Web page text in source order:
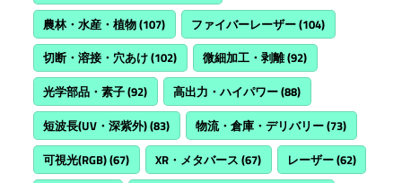
農林・水産・植物(107) ファイバーレーザー(104)
切断・溶接・穴あけ(102) 微細加工・剥離(92)
光学部品・素子(92) 高出力・ハイパワー(88)
短波長(UV・深紫外)(83) 物流・倉庫・デリバリー(73)
可視光(RGB)(67) XR・メタバース (67) レーザー(62)